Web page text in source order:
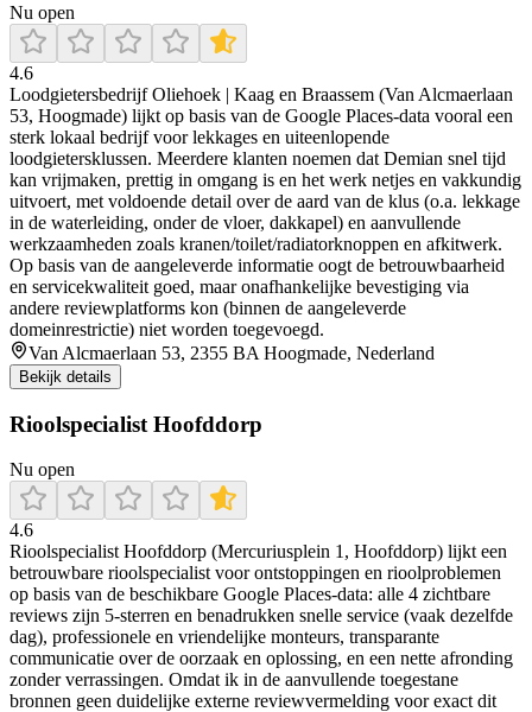
Nu open
4.6
Loodgietersbedrijf Oliehoek | Kaag en Braassem (Van Alcmaerlaan
53, Hoogmade) lijkt op basis van de Google Places-data vooral een
sterk lokaal bedrijf voor lekkages en uiteenlopende
loodgietersklussen. Meerdere klanten noemen dat Demian snel tijd
kan vrijmaken, prettig in omgang is en het werk netjes en vakkundig
uitvoert, met voldoende detail over de aard van de klus (o.a. lekkage
in de waterleiding, onder de vloer, dakkapel) en aanvullende
werkzaamheden zoals kranen/toilet/radiatorknoppen en afkitwerk.
Op basis van de aangeleverde informatie oogt de betrouwbaarheid
en servicekwaliteit goed, maar onafhankelijke bevestiging via
andere reviewplatforms kon (binnen de aangeleverde
domeinrestrictie) niet worden toegevoegd.
Van Alcmaerlaan 53, 2355 BA Hoogmade, Nederland
Bekijk details
Rioolspecialist Hoofddorp
Nu open
4.6
Rioolspecialist Hoofddorp (Mercuriusplein 1, Hoofddorp) lijkt een
betrouwbare rioolspecialist voor ontstoppingen en rioolproblemen
op basis van de beschikbare Google Places-data: alle 4 zichtbare
reviews zijn 5-sterren en benadrukken snelle service (vaak dezelfde
dag), professionele en vriendelijke monteurs, transparante
communicatie over de oorzaak en oplossing, en een nette afronding
zonder verrassingen. Omdat ik in de aanvullende toegestane
bronnen geen duidelijke externe reviewvermelding voor exact dit